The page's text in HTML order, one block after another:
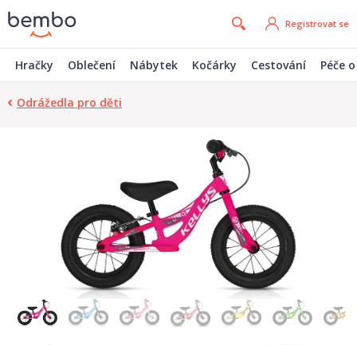
Registrovat se
Hračky Oblečení Nábytek Kočárky Cestování Péče
Odrážedla pro děti